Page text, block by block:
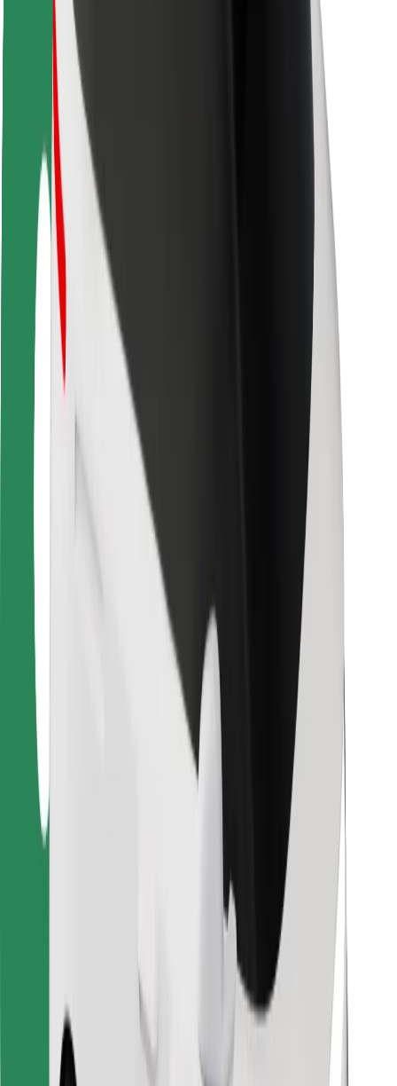
Ασφάλεια
Ασφάλεια επιβάτη
Ασφάλεια οδηγών
Ασφάλεια σκούτερ
Εργαστήριο ασφάλειας
Πόλεις
Τοποθεσίες
Λύσεις για την πόλη
Αεροδρόμια
Bolt Αποβάθρες Φόρτισης
Υποστήριξη
Για επιβάτες
Για τους οδηγούς
Για μεταφορείς
Για ιδιοκτήτες στόλου οχημάτων
Για εστιατόρια
Bolt for Business
Όροι & Προϋποθέσεις
Πάρε ταξί μέσα σε λίγα λεπτά!
Κατεβάστε την εφαρμογή Bolt Food